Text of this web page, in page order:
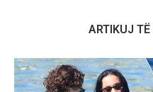
ARTIKUJ TË